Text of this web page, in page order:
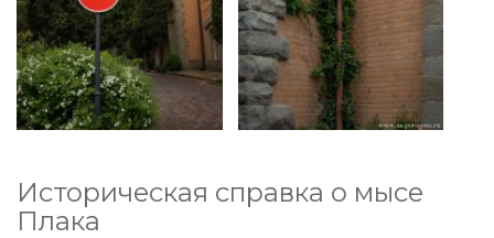
Историческая справка о мысе
Плака